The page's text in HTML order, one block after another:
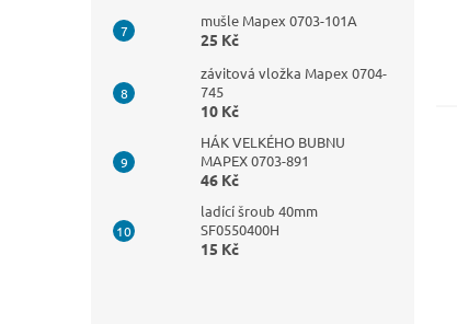
mušle Mapex 0703-101A
25 Kč
závitová vložka Mapex 0704-
745
10 Kč
HÁK VELKÉHO BUBNU
MAPEX 0703-891
46 Kč
ladící šroub 40mm
SF0550400H
15 Kč